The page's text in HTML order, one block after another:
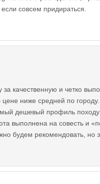
совсем придираться.
качественную и четко
цене ниже средней по
дешевый профиль
выполнена на совесть и
будем рекомендовать, но